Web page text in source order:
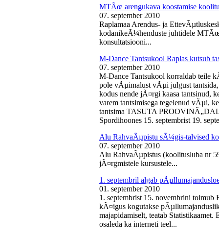
MTÃœ arengukava koostamise
07. september 2010
Raplamaa Arendus- ja
kodanikeÃ¼henduste juhtidele
konsultatsiooni...
M-Dance Tantsukool Raplas kutsub
07. september 2010
M-Dance Tantsukool korraldab teile
pole vÃµimalust vÃµi julgust
kodus nende jÃ¤rgi kaasa tantsinud,
varem tantsimisega tegelenud vÃµi,
tantsima TASUTA
Spordihoones 15. septembrist 19.
Alu RahvaÃµpistu sÃ¼gis-talvised
07. september 2010
Alu RahvaÃµpistus (koolitusluba nr
jÃ¤rgmistele kursustele...
1. septembril algab
01. september 2010
1. septembrist 15. novembrini toimub
kÃ¤igus kogutakse
majapidamiselt, teatab Statistikaamet.
osaleda ka interneti teel...